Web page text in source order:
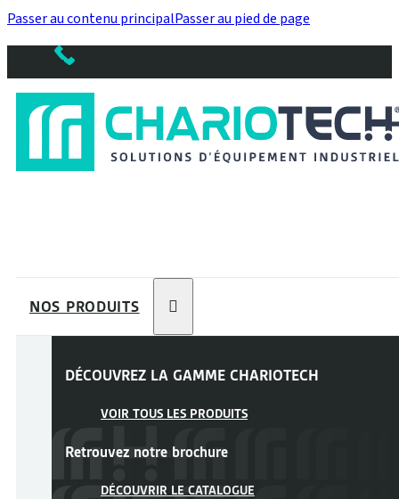
Passer au contenu principalPasser au pied de page
NOS PRODUITS
DÉCOUVREZ LA GAMME CHARIOTECH
VOIR TOUS LES PRODUITS
Retrouvez notre brochure
DÉCOUVRIR LE CATALOGUE